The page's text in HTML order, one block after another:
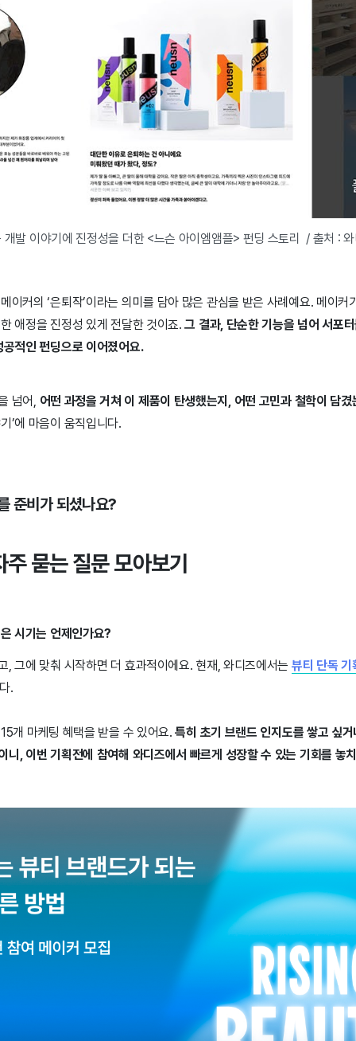
개발 이야기에 진정성을 더한 <느슨 아이엠앰플> 펀딩 스토리 / 출처 :
이커의 ‘은퇴작’이라는 의미를 담아 많은 관심을 받은 사례예요. 메이커
애정을 진정성 있게 전달한 것이죠.그 결과, 단순한 기능을 넘어 서포
적인 펀딩으로 이어졌어요.
넘어, 어떤 과정을 거쳐 이 제품이 탄생했는지, 어떤 고민과 철학이 담
’에 마음이 움직입니다.
준비가 되셨나요?
묻는 질문 모아보기
시기는 언제인가요?
, 그에 맞춰 시작하면 더 효과적이에요. 현재, 와디즈에서는 뷰티 단독
.
개 마케팅 혜택을 받을 수 있어요.특히 초기 브랜드 인지도를 쌓고 싶
니, 이번 기획전에 참여해 와디즈에서 빠르게 성장할 수 있는 기회를 놓